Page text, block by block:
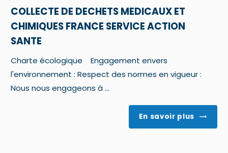
COLLECTE DE DECHETS MEDICAUX ET
CHIMIQUES FRANCE SERVICE ACTION
SANTE
Charte écologique Engagement envers
l'environnement : Respect des normes en vigueur :
Nous nous engageons à ...
En savoir plus